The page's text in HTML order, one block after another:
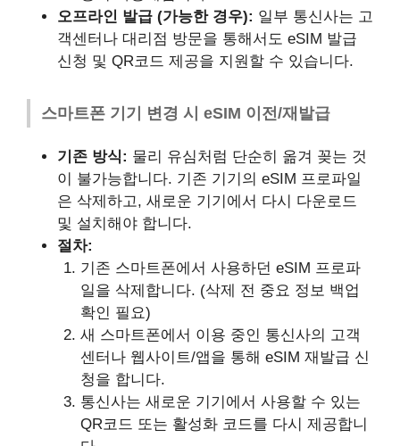
오프라인 발급 (가능한 경우): 일부 통신사는 고
객센터나 대리점 방문을 통해서도 eSIM 발급
신청 및 QR코드 제공을 지원할 수 있습니다.
스마트폰 기기 변경 시 eSIM 이전/재발급
기존 방식: 물리 유심처럼 단순히 옮겨 꽂는 것
이 불가능합니다. 기존 기기의 eSIM 프로파일
은 삭제하고, 새로운 기기에서 다시 다운로드
및 설치해야 합니다.
절차:
기존 스마트폰에서 사용하던 eSIM 프로파
일을 삭제합니다. (삭제 전 중요 정보 백업
확인 필요)
새 스마트폰에서 이용 중인 통신사의 고객
센터나 웹사이트/앱을 통해 eSIM 재발급 신
청을 합니다.
통신사는 새로운 기기에서 사용할 수 있는
QR코드 또는 활성화 코드를 다시 제공합니